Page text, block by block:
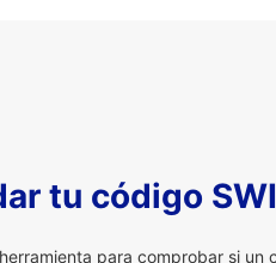
tu código
para comprobar si un